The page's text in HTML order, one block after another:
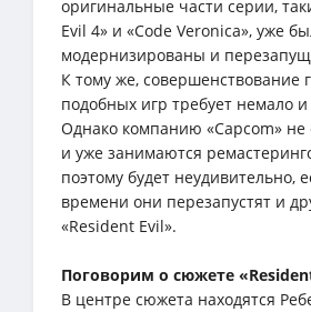
оригинальные части серии,
Evil 4» и «Code Veronica», уже
модернизированы и
К тому же, совершенствование
подобных игр требует немало
Однако компанию «Capcom» не
и уже занимаются
поэтому будет неудивительно,
времени они перезапустят и
«Resident Evil».
Поговорим о сюжете
В центре сюжета находятся